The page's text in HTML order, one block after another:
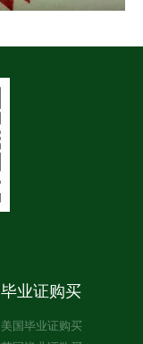
毕业证购买
美国毕业证购买